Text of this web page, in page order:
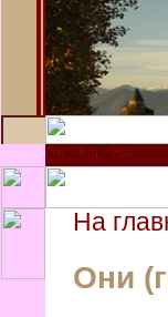
На
Они